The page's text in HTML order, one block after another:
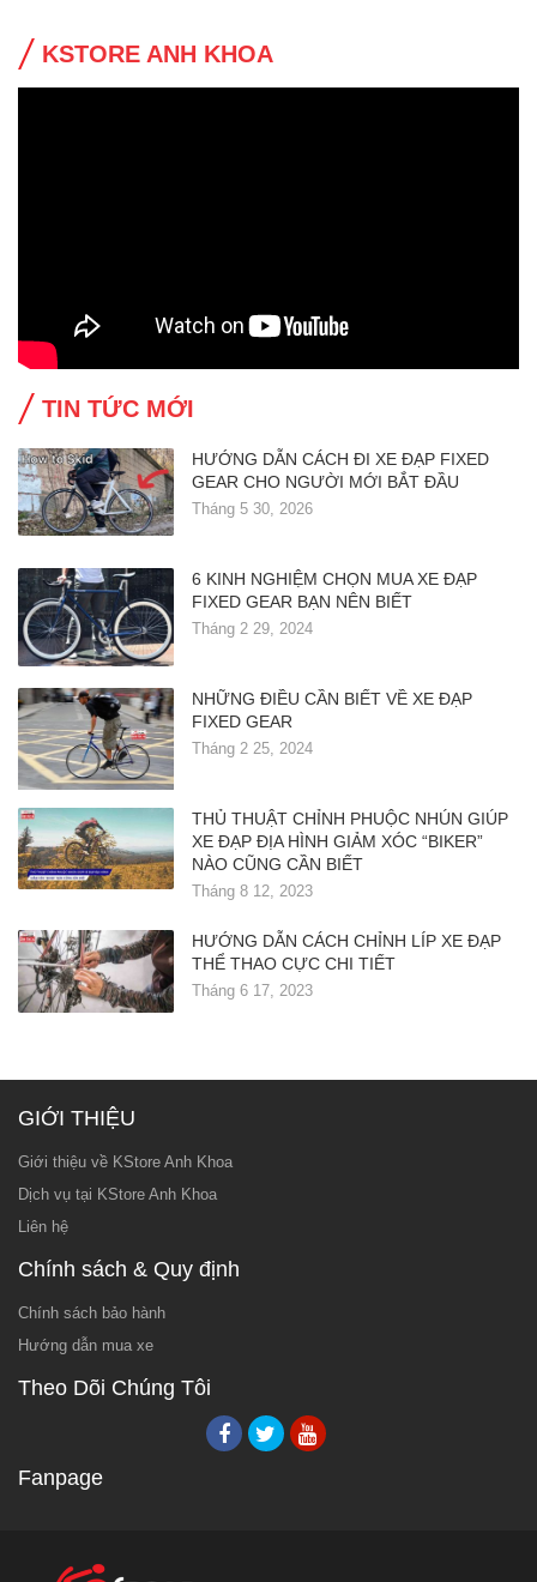
KSTORE ANH KHOA
TIN TỨC MỚI
HƯỚNG DẪN CÁCH ĐI XE ĐẠP FIXED
GEAR CHO NGƯỜI MỚI BẮT ĐẦU
Tháng 5 30, 2026
6 KINH NGHIỆM CHỌN MUA XE ĐẠP
FIXED GEAR BẠN NÊN BIẾT
Tháng 2 29, 2024
NHỮNG ĐIỀU CẦN BIẾT VỀ XE ĐẠP
FIXED GEAR
Tháng 2 25, 2024
THỦ THUẬT CHỈNH PHUỘC NHÚN GIÚP
XE ĐẠP ĐỊA HÌNH GIẢM XÓC “BIKER”
NÀO CŨNG CẦN BIẾT
Tháng 8 12, 2023
HƯỚNG DẪN CÁCH CHỈNH LÍP XE ĐẠP
THỂ THAO CỰC CHI TIẾT
Tháng 6 17, 2023
GIỚI THIỆU
Giới thiệu về KStore Anh Khoa
Dịch vụ tại KStore Anh Khoa
Liên hệ
Chính sách & Quy định
Chính sách bảo hành
Hướng dẫn mua xe
Theo Dõi Chúng Tôi
Fanpage